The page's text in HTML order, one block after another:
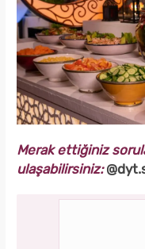
Merak ettiğiniz
ulaşabilirsiniz: